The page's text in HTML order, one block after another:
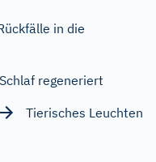
in die
regeneriert
Tierisches Leuchten